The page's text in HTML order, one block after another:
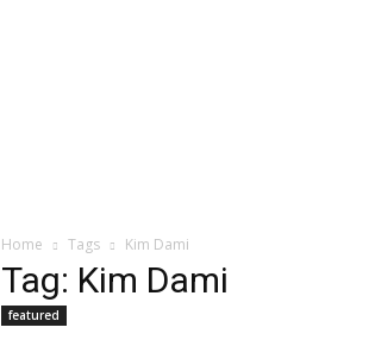
Home Tags Kim Dami
Tag: Kim Dami
featured